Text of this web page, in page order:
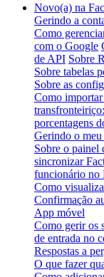
Novo(a) na
Gerindo a
Como
com o Google
de API Sobre
Sobre tabelas
Sobre as
Como
porcentagens
Gerindo o
Sobre o painel
sincronizar
funcionário no
Como
Confirmação
App móvel
Como gerir os
de entrada no
Respostas a
O que fazer